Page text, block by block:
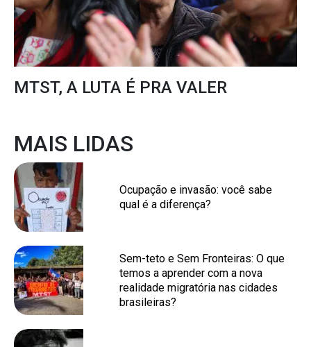
MTST, A LUTA É PRA VALER
MAIS LIDAS
Ocupação e invasão: você sabe
qual é a diferença?
Sem-teto e Sem Fronteiras: O que
temos a aprender com a nova
realidade migratória nas cidades
brasileiras?